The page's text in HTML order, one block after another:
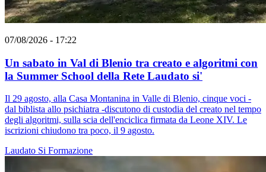
07/08/2026 - 17:22
Un sabato in Val di Blenio tra creato e algoritmi con
la Summer School della Rete Laudato si'
Il 29 agosto, alla Casa Montanina in Valle di Blenio, cinque voci -
dal biblista allo psichiatra -discutono di custodia del creato nel tempo
degli algoritmi, sulla scia dell'enciclica firmata da Leone XIV. Le
iscrizioni chiudono tra poco, il 9 agosto.
Laudato Si Formazione